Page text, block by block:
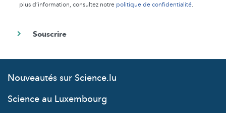
plus d’information, consultez notre politique de confidentialité.
Nouveautés sur Science.lu
Science au Luxembourg